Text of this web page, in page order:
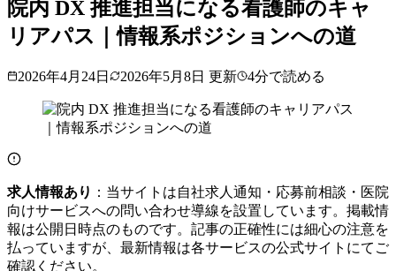
院内 DX 推進担当になる看護師のキャ
リアパス｜情報系ポジションへの道
2026年4月24日 2026年5月8日 更新 4分で読める
求人情報あり ：当サイトは自社求人通知・応募前相談・医院
向けサービスへの問い合わせ導線を設置しています。掲載情
報は公開日時点のものです。記事の正確性には細心の注意を
払っていますが、最新情報は各サービスの公式サイトにてご
確認ください。